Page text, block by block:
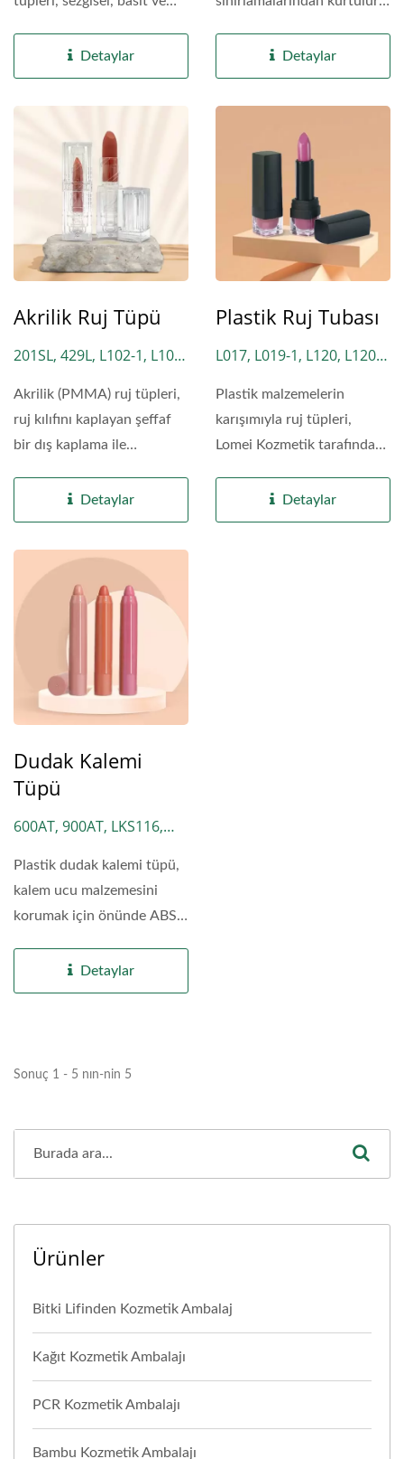
Detaylar Detaylar
Akrilik Ruj Tüpü
201SL, 429L, L102-1, L102-
L229-1, L339, L339-1, L429
Akrilik (PMMA) ruj tüpleri,
ruj kılıfını kaplayan şeffaf
bir dış kaplama ile
Detaylar
Plastik Ruj Tubası
L017, L019-1, L120, L120-
L150, L170, L318, L332,
L332AL, L336, L383, L789,
L789-1, L869, L869-1,
L869-2, L2292, L2292-1,
L2292-2, LM029, LM180
Plastik malzemelerin
karışımıyla ruj tüpleri,
Lomei Kozmetik tarafından
Detaylar
Dudak Kalemi
Tüpü
600AT, 900AT, LKS116,
Plastik dudak kalemi tüpü,
kalem ucu malzemesini
korumak için önünde ABS
Detaylar
Sonuç 1 - 5 nın-nin 5
Ürünler
Bitki Lifinden Kozmetik Ambalaj
Kağıt Kozmetik Ambalajı
PCR Kozmetik Ambalajı
Bambu Kozmetik Ambalajı